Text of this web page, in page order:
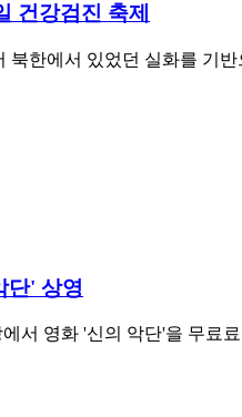
건강검진 축제
한에서 있었던 실화를 기
단' 상영
서 영화 '신의 악단'을 무료